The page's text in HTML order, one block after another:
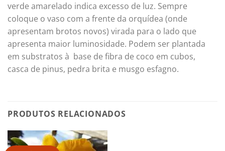
verde amarelado indica excesso de luz. Sempre
coloque o vaso com a frente da orquídea (onde
apresentam brotos novos) virada para o lado que
apresenta maior luminosidade. Podem ser plantada
em substratos à base de fibra de coco em cubos,
casca de pinus, pedra brita e musgo esfagno.
PRODUTOS RELACIONADOS